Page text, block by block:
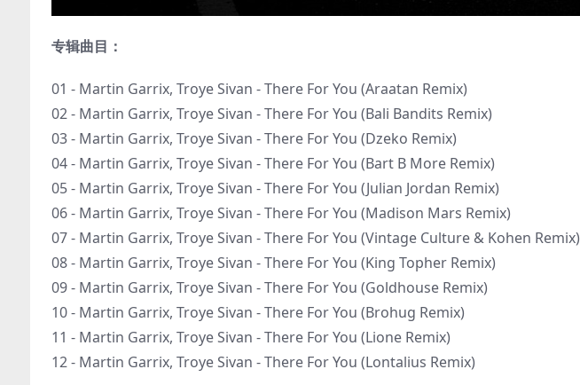
专辑曲目：
01 - Martin Garrix, Troye Sivan - There For You (Araatan Remix)
02 - Martin Garrix, Troye Sivan - There For You (Bali Bandits Remix)
03 - Martin Garrix, Troye Sivan - There For You (Dzeko Remix)
04 - Martin Garrix, Troye Sivan - There For You (Bart B More Remix)
05 - Martin Garrix, Troye Sivan - There For You (Julian Jordan Remix)
06 - Martin Garrix, Troye Sivan - There For You (Madison Mars Remix)
07 - Martin Garrix, Troye Sivan - There For You (Vintage Culture & Kohen Remix)
08 - Martin Garrix, Troye Sivan - There For You (King Topher Remix)
09 - Martin Garrix, Troye Sivan - There For You (Goldhouse Remix)
10 - Martin Garrix, Troye Sivan - There For You (Brohug Remix)
11 - Martin Garrix, Troye Sivan - There For You (Lione Remix)
12 - Martin Garrix, Troye Sivan - There For You (Lontalius Remix)